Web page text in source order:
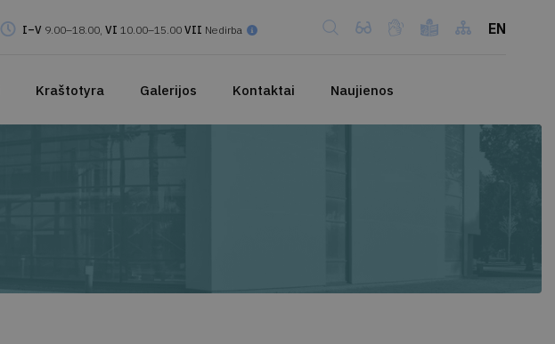
I–V 9.00–18.00, VI 10.00–15.00 VII Nedirba EN
Kraštotyra Galerijos Kontaktai Naujienos